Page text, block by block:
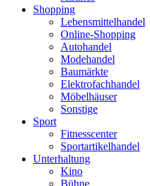
Shopping
Lebensmittelhandel
Online-Shopping
Autohandel
Modehandel
Baumärkte
Elektrofachhandel
Möbelhäuser
Sonstige
Sport
Fitnesscenter
Sportartikelhandel
Unterhaltung
Kino
Bühne